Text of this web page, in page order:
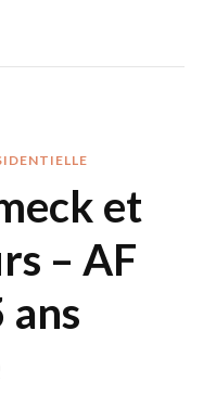
et
– AF
ans